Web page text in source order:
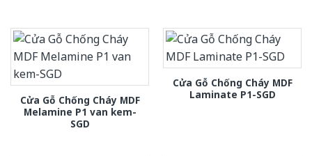
Cửa Gỗ Chống Cháy MDF
Melamine P1 van kem-
SGD
Cửa Gỗ Chống Cháy MDF
Laminate P1-SGD